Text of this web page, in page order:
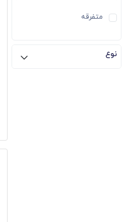
متفرقه
نوع